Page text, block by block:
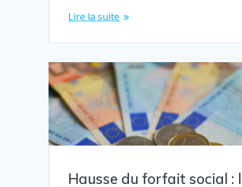
Lire la suite
Hausse du forfait social :